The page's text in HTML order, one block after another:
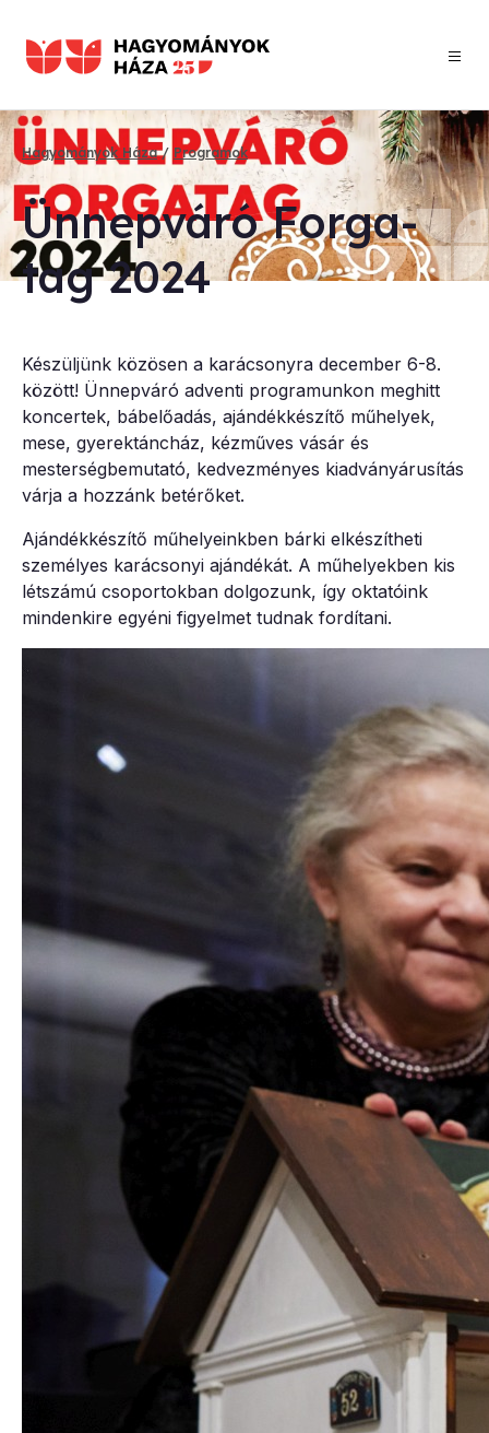
tartalomra
Morzsa
Hagyományok Háza Programok
Ün­nep­vá­ró For­ga­
tag 2024
Készüljünk közösen a karácsonyra december 6-8.
között! Ünnepváró adventi programunkon meghitt
koncertek, bábelőadás, ajándékkészítő műhelyek,
mese, gyerektáncház, kézműves vásár és
mesterségbemutató, kedvezményes kiadványárusítás
várja a hozzánk betérőket.
Ajándékkészítő műhelyeinkben bárki elkészítheti
személyes karácsonyi ajándékát. A műhelyekben kis
létszámú csoportokban dolgozunk, így oktatóink
mindenkire egyéni figyelmet tudnak fordítani.